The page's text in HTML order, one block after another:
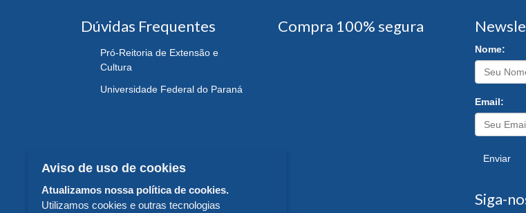
Dúvidas Frequentes
Pró-Reitoria de Extensão e
Cultura
Universidade Federal do Paraná
Compra 100% segura
Nome:
Email:
Enviar
Siga-
Aviso de uso de cookies
Atualizamos nossa política de cookies.
Utilizamos cookies e outras tecnologias